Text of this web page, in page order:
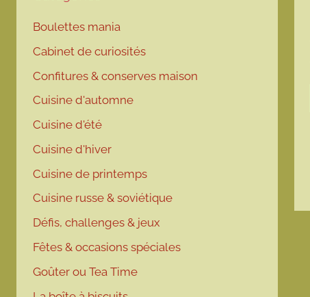
Boulettes mania
Cabinet de curiosités
Confitures & conserves maison
Cuisine d'automne
Cuisine d'été
Cuisine d'hiver
Cuisine de printemps
Cuisine russe & soviétique
Défis, challenges & jeux
Fêtes & occasions spéciales
Goûter ou Tea Time